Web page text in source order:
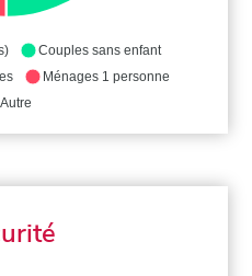
Couples sans enfant
Ménages 1 personne
Autre